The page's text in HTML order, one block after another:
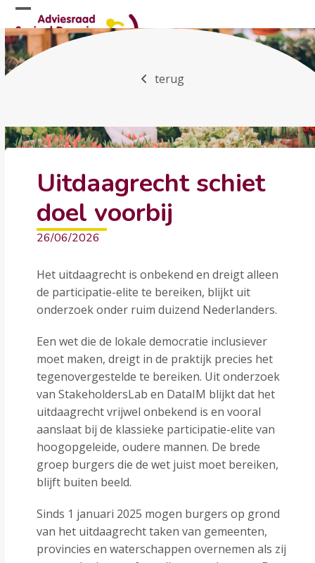
Skip
to
content
Open
mobile
menu
Close
mobile
menu
terug
Uitdaagrecht schiet
doel voorbij
26/06/2026
Het uitdaagrecht is onbekend en dreigt alleen
de participatie-elite te bereiken, blijkt uit
onderzoek onder ruim duizend Nederlanders.
Een wet die de lokale democratie inclusiever
moet maken, dreigt in de praktijk precies het
tegenovergestelde te bereiken. Uit onderzoek
van StakeholdersLab en DataIM blijkt dat het
uitdaagrecht vrijwel onbekend is en vooral
aanslaat bij de klassieke participatie-elite van
hoogopgeleide, oudere mannen. De brede
groep burgers die de wet juist moet bereiken,
blijft buiten beeld.
Sinds 1 januari 2025 mogen burgers op grond
van het uitdaagrecht taken van gemeenten,
provincies en waterschappen overnemen als zij